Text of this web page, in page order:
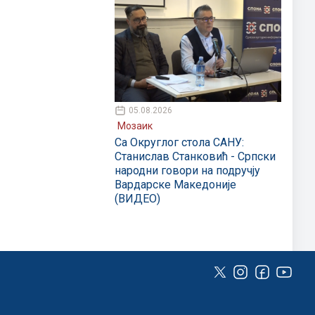
05.08.2026
Мозаик
Са Округлог стола САНУ:
Станислав Станковић - Српски
народни говори на подручју
Вардарске Македоније
(ВИДЕО)